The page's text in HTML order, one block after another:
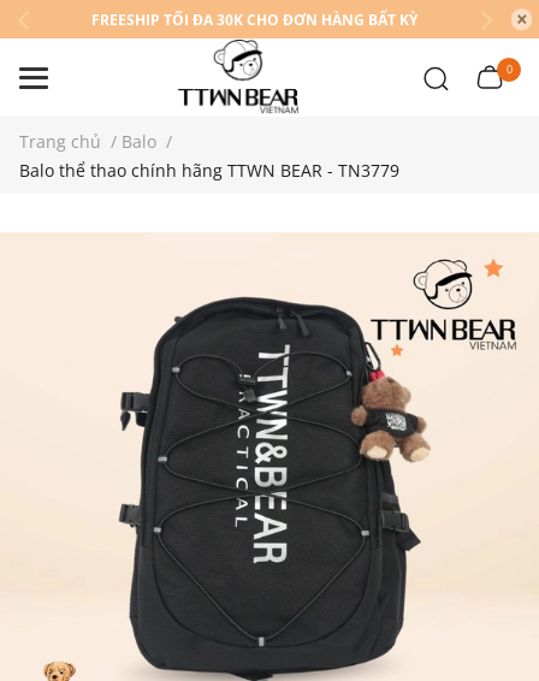
FREESHIP TỐI ĐA 30K CHO ĐƠN HÀNG BẤT KỲ
0
Trang chủ / Balo /
Balo thể thao chính hãng TTWN BEAR - TN3779